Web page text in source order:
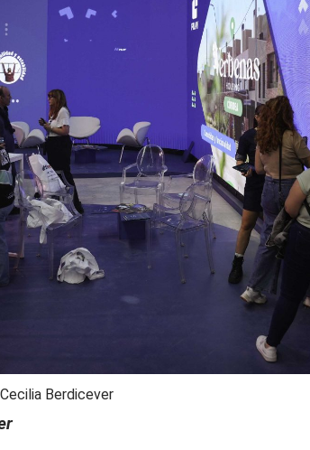
Berdicever